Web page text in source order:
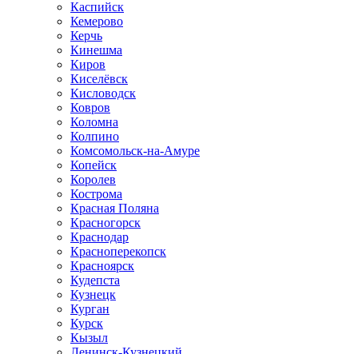
Каспийск
Кемерово
Керчь
Кинешма
Киров
Киселёвск
Кисловодск
Ковров
Коломна
Колпино
Комсомольск-на-Амуре
Копейск
Королев
Кострома
Красная Поляна
Красногорск
Краснодар
Красноперекопск
Красноярск
Кудепста
Кузнецк
Курган
Курск
Кызыл